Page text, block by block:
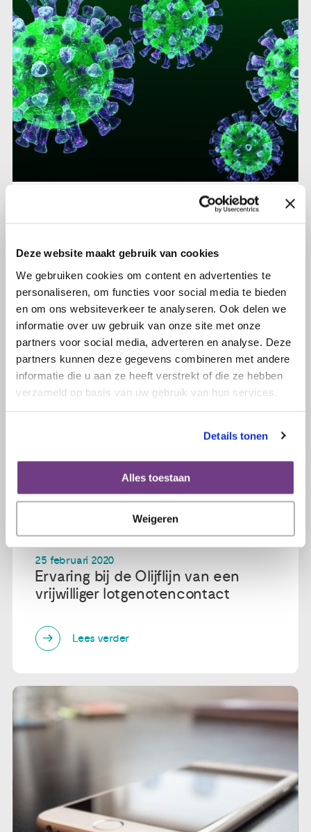
Deze website maakt gebruik van cookies
We gebruiken cookies om content en advertenties te
personaliseren, om functies voor social media te bieden
en om ons websiteverkeer te analyseren. Ook delen we
informatie over uw gebruik van onze site met onze
partners voor social media, adverteren en analyse. Deze
partners kunnen deze gegevens combineren met andere
informatie die u aan ze heeft verstrekt of die ze hebben
verzameld op basis van uw gebruik van hun services.
Details tonen
Alles toestaan
Weigeren
Lees verder
25 februari 2020
Ervaring bij de Olijflijn van een
vrijwilliger lotgenotencontact
Lees verder